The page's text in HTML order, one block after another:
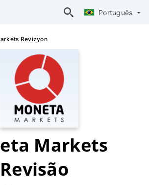
Português
Revizyon
Markets
Revisão